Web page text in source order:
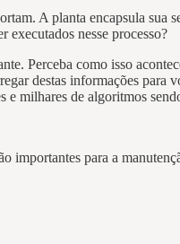
A planta encapsula sua
executados nesse processo?
Perceba como isso
destas informações para
milhares de algoritmos
importantes para a